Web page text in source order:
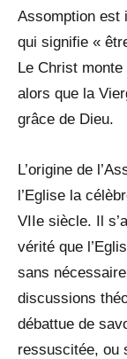
Assomption est
qui signifie «
Le Christ
alors que la
grâce de Dieu.
L’origine de
l’Eglise la
VIIe siècle. Il
vérité que
sans
discussions
débattue de
ressuscitée, ou